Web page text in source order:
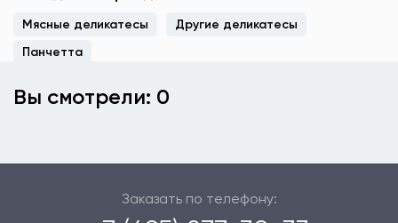
Мясные деликатесы
Другие деликатесы
Панчетта
Вы смотрели: 0
Заказать по телефону: